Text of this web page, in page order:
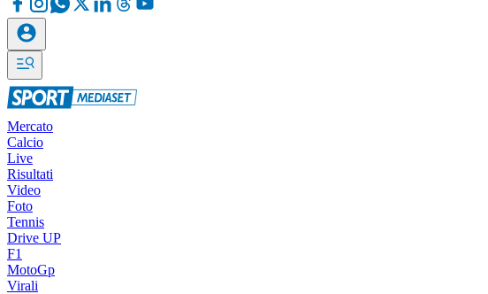
Mercato
Calcio
Live
Risultati
Video
Foto
Tennis
Drive UP
F1
MotoGp
Virali